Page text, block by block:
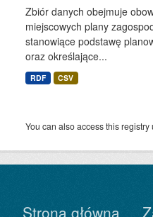
Zbiór danych obejmuje
miejscowych plany
stanowiące podstawę
oraz określające...
RDF CSV
You can also access this registry
Strona główna